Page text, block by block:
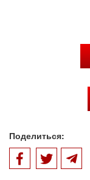
Поделиться: